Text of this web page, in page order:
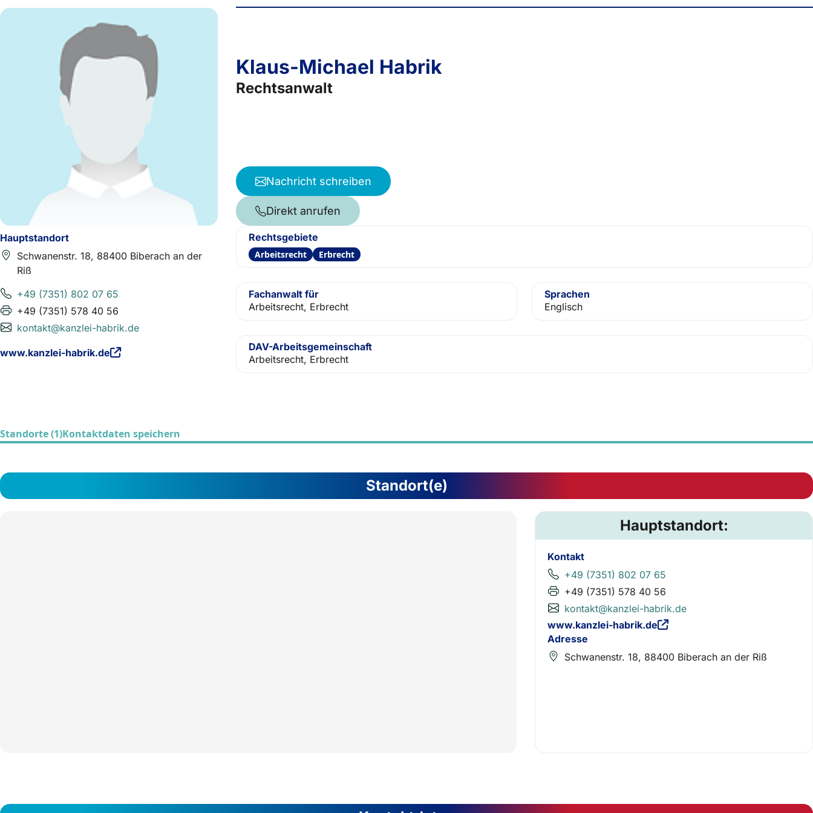
Hauptstandort
Schwanenstr. 18, 88400 Biberach an der
Riß
+49 (7351) 802 07 65
+49 (7351) 578 40 56
kontakt@kanzlei-habrik.de
www.kanzlei-habrik.de
Klaus-Michael Habrik
Rechtsanwalt
Nachricht schreiben
Direkt anrufen
Rechtsgebiete
Arbeitsrecht Erbrecht
Fachanwalt für
Arbeitsrecht, Erbrecht
Sprachen
Englisch
DAV-Arbeitsgemeinschaft
Arbeitsrecht, Erbrecht
Standorte (1)Kontaktdaten speichern
Standort(e)
Hauptstandort:
Kontakt
+49 (7351) 802 07 65
+49 (7351) 578 40 56
kontakt@kanzlei-habrik.de
www.kanzlei-habrik.de
Adresse
Schwanenstr. 18, 88400 Biberach an der Riß